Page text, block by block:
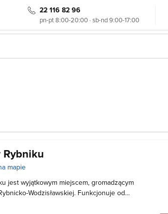
22 116 82 96
pn-pt 8:00-20:00 · sb-nd 9:00-17:00
mapie
jest wyjątkowym miejscem, gromadzącym
Wodzisławskiej. Funkcjonuje od